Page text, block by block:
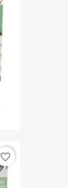
favorite_border